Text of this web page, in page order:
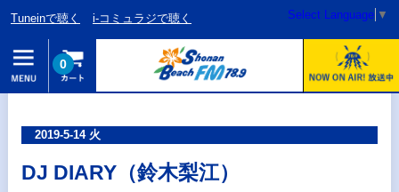
Tuneinで聴く i-コミュラジで聴く Select Language ▼
0
2019-5-14 火
DJ DIARY（鈴木梨江）